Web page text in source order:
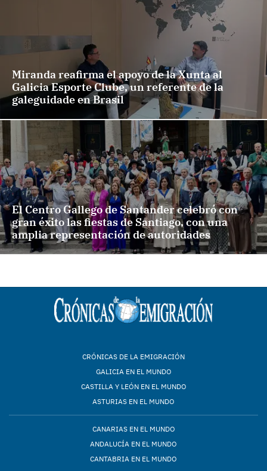
Miranda reafirma el apoyo de la Xunta al
Galicia Esporte Clube, un referente de la
galeguidade en Brasil
El Centro Gallego de Santander celebró con
gran éxito las fiestas de Santiago, con una
amplia representación de autoridades
CRÓNICAS DE LA EMIGRACIÓN
GALICIA EN EL MUNDO
CASTILLA Y LEÓN EN EL MUNDO
ASTURIAS EN EL MUNDO
CANARIAS EN EL MUNDO
ANDALUCÍA EN EL MUNDO
CANTABRIA EN EL MUNDO